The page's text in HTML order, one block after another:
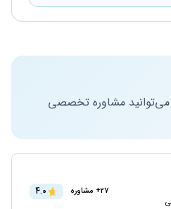
می‌توانید مشاوره تخصصی
27+ مشاوره 4.0